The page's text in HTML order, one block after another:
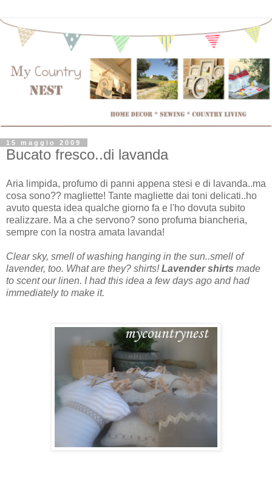
15 maggio 2009
Bucato fresco..di lavanda
Aria limpida, profumo di panni appena stesi e di lavanda..ma
cosa sono?? magliette! Tante magliette dai toni delicati..ho
avuto questa idea qualche giorno fa e l'ho dovuta subito
realizzare. Ma a che servono? sono profuma biancheria,
sempre con la nostra amata lavanda!
Clear sky, smell of washing hanging in the sun..smell of
lavender, too. What are they? shirts!Lavender shirts made
to scent our linen. I had this idea a few days ago and had
immediately to make it.